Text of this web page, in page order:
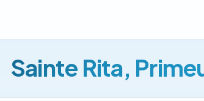
Sainte Rita,